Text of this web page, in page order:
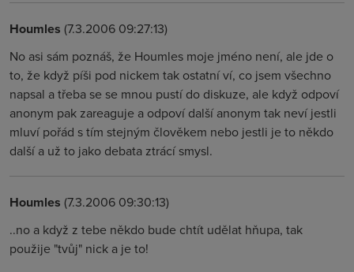
Houmles (7.3.2006 09:27:13)
No asi sám poznáš, že Houmles moje jméno není, ale jde o
to, že když píši pod nickem tak ostatní ví, co jsem všechno
napsal a třeba se se mnou pustí do diskuze, ale když odpoví
anonym pak zareaguje a odpoví další anonym tak neví jestli
mluví pořád s tím stejným člověkem nebo jestli je to někdo
další a už to jako debata ztrácí smysl.
Houmles (7.3.2006 09:30:13)
..no a když z tebe někdo bude chtít udělat hňupa, tak
použije "tvůj" nick a je to!